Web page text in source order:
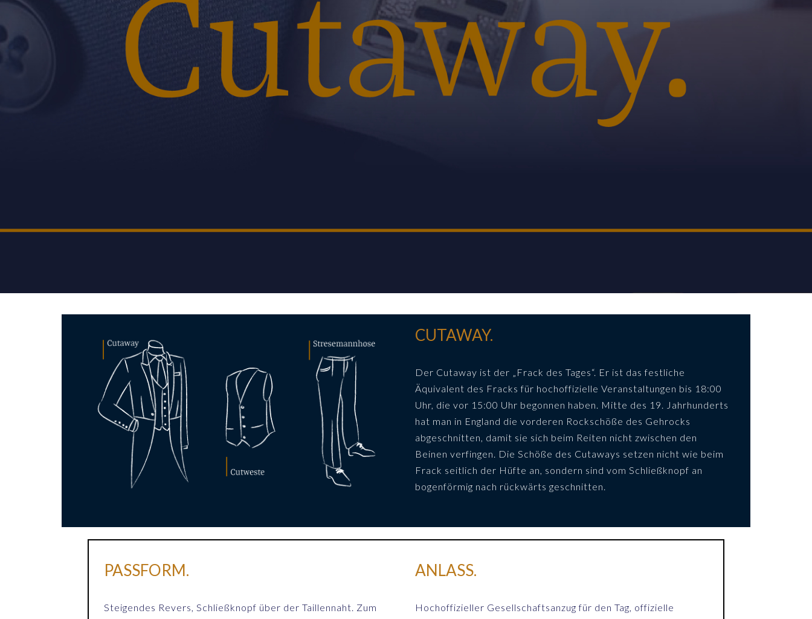
CUTAWAY.
Der Cutaway ist der „Frack des Tages“. Er ist das festliche
Äquivalent des Fracks für hochoffizielle Veranstaltungen bis 18:00
Uhr, die vor 15:00 Uhr begonnen haben. Mitte des 19. Jahrhunderts
hat man in England die vorderen Rockschöße des Gehrocks
abgeschnitten, damit sie sich beim Reiten nicht zwischen den
Beinen verfingen. Die Schöße des Cutaways setzen nicht wie beim
Frack seitlich der Hüfte an, sondern sind vom Schließknopf an
bogenförmig nach rückwärts geschnitten.
PASSFORM.
Steigendes Revers, Schließknopf über der Taillennaht. Zum
ANLASS.
Hochoffizieller Gesellschaftsanzug für den Tag, offizielle